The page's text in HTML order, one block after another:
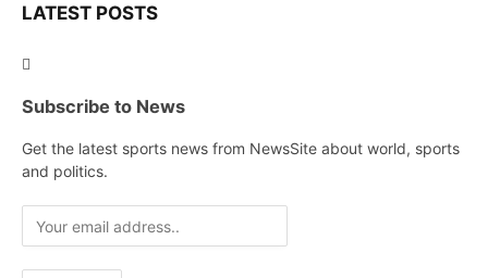
LATEST POSTS
Subscribe to News
Get the latest sports news from NewsSite about world, sports
and politics.